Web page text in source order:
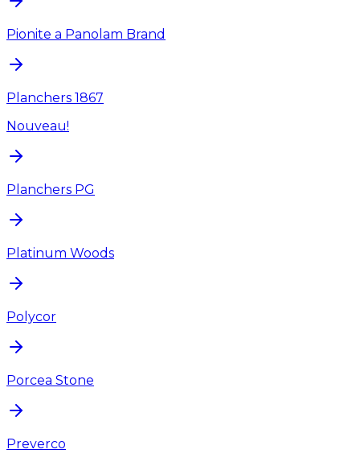
Pionite a Panolam Brand
Planchers 1867
Nouveau!
Planchers PG
Platinum Woods
Polycor
Porcea Stone
Preverco